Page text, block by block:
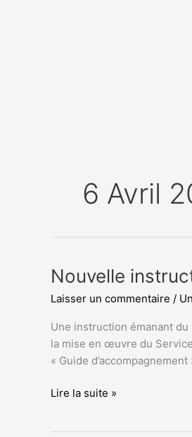
6 Avril
Nouvelle
Laisser un commentaire /
Une instruction émanant
la mise en œuvre du
« Guide
Nouvelle
interministérielle
pour
les
SIAO
Lire la suite »